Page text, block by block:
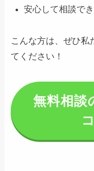
安心して相談で
こんな方は、ぜひ私
てください！
無料相談